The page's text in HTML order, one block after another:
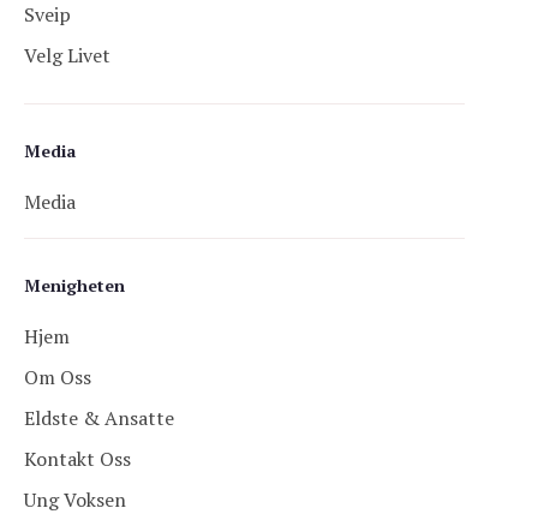
Menigheten
Hjem
Om Oss
Eldste & Ansatte
Kontakt Oss
Ung Voksen
Sveip
Velg Livet
Media
Media